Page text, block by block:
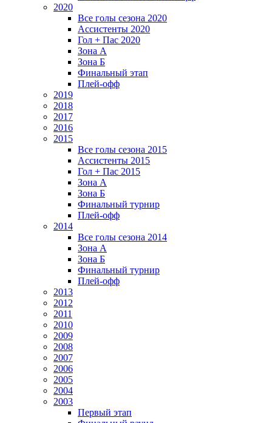
2020
Все голы сезона 2020
Ассистенты 2020
Гол + Пас 2020
Зона А
Зона Б
Финальный этап
Плей-офф
2019
2018
2017
2016
2015
Все голы сезона 2015
Ассистенты 2015
Гол + Пас 2015
Зона А
Зона Б
Финальный турнир
Плей-офф
2014
Все голы сезона 2014
Зона А
Зона Б
Финальный турнир
Плей-офф
2013
2012
2011
2010
2009
2008
2007
2006
2005
2004
2003
Первый этап